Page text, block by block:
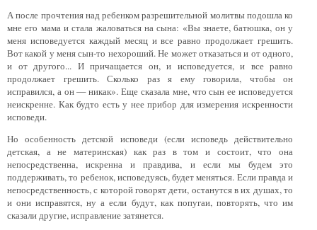
А после прочтения над ребенком разрешительной молитвы подошла ко
мне его мама и стала жаловаться на сына: «Вы знаете, батюшка, он у
меня исповедуется каждый месяц и все равно продолжает грешить.
Вот какой у меня сын-то нехороший. Не может отказаться и от одного,
и от другого... И причащается он, и исповедуется, и все равно
продолжает грешить. Сколько раз я ему говорила, чтобы он
исправился, а он — никак». Еще сказала мне, что сын ее исповедуется
неискренне. Как будто есть у нее прибор для измерения искренности
исповеди.
Но особенность детской исповеди (если исповедь действительно
детская, а не материнская) как раз в том и состоит, что она
непосредственна, искренна и правдива, и если мы будем это
поддерживать, то ребенок, исповедуясь, будет меняться. Если правда и
непосредственность, с которой говорят дети, останутся в их душах, то
и они исправятся, ну а если будут, как попугаи, повторять, что им
сказали другие, исправление затянется.